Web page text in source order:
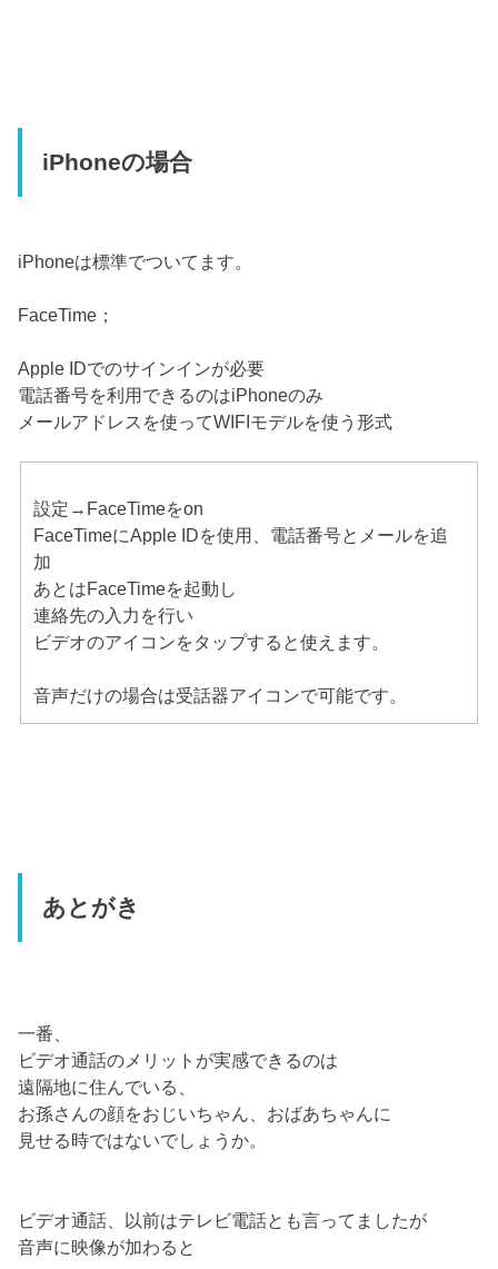
iPhoneの場合
iPhoneは標準でついてます。
FaceTime；
Apple IDでのサインインが必要
電話番号を利用できるのはiPhoneのみ
メールアドレスを使ってWIFIモデルを使う形式
設定→FaceTimeをon
FaceTimeにApple IDを使用、電話番号とメールを追
加
あとはFaceTimeを起動し
連絡先の入力を行い
ビデオのアイコンをタップすると使えます。
音声だけの場合は受話器アイコンで可能です。
あとがき
一番、
ビデオ通話のメリットが実感できるのは
遠隔地に住んでいる、
お孫さんの顔をおじいちゃん、おばあちゃんに
見せる時ではないでしょうか。
ビデオ通話、以前はテレビ電話とも言ってましたが
音声に映像が加わると